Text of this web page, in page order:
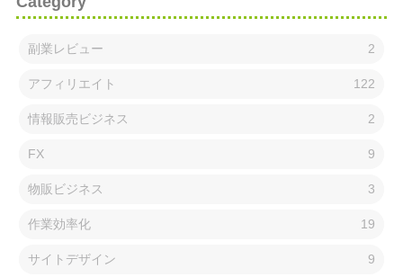
副業レビュー 2
アフィリエイト 122
情報販売ビジネス 2
FX 9
物販ビジネス 3
作業効率化 19
サイトデザイン 9